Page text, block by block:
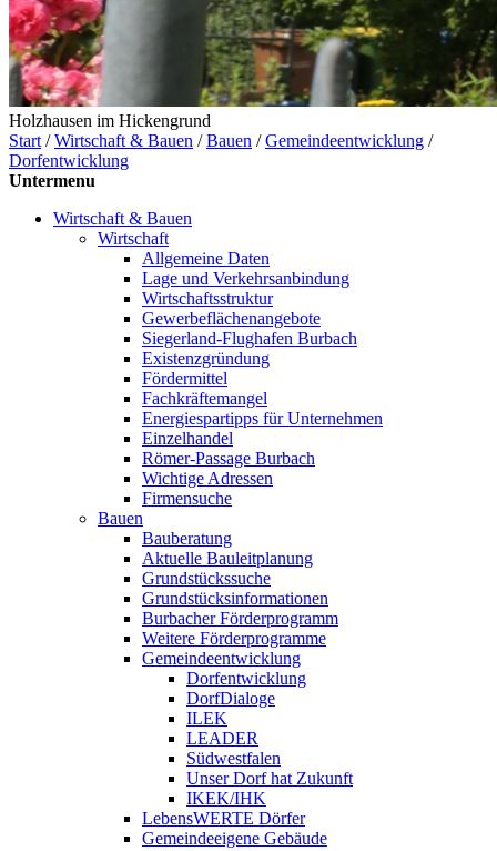
Holzhausen im Hickengrund
Start /Wirtschaft & Bauen /Bauen /Gemeindeentwicklung /
Dorfentwicklung
Untermenu
Wirtschaft & Bauen
Wirtschaft
Allgemeine Daten
Lage und Verkehrsanbindung
Wirtschaftsstruktur
Gewerbeflächenangebote
Siegerland-Flughafen Burbach
Existenzgründung
Fördermittel
Fachkräftemangel
Energiespartipps für Unternehmen
Einzelhandel
Römer-Passage Burbach
Wichtige Adressen
Firmensuche
Bauen
Bauberatung
Aktuelle Bauleitplanung
Grundstückssuche
Grundstücksinformationen
Burbacher Förderprogramm
Weitere Förderprogramme
Gemeindeentwicklung
Dorfentwicklung
DorfDialoge
ILEK
LEADER
Südwestfalen
Unser Dorf hat Zukunft
IKEK/IHK
LebensWERTE Dörfer
Gemeindeeigene Gebäude